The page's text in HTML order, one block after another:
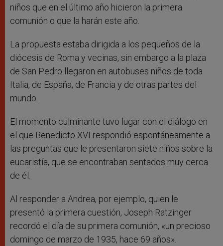
niños que en el último año hicieron la primera
comunión o que la harán este año.
La propuesta estaba dirigida a los pequeños de la
diócesis de Roma y vecinas, sin embargo a la plaza
de San Pedro llegaron en autobuses niños de toda
Italia, de España, de Francia y de otras partes del
mundo.
El momento culminante tuvo lugar con el diálogo en
el que Benedicto XVI respondió espontáneamente a
las preguntas que le presentaron siete niños sobre la
eucaristía, que se encontraban sentados muy cerca
de él.
Al responder a Andrea, por ejemplo, quien le
presentó la primera cuestión, Joseph Ratzinger
recordó el día de su primera comunión, «un precioso
domingo de marzo de 1935, hace 69 años».